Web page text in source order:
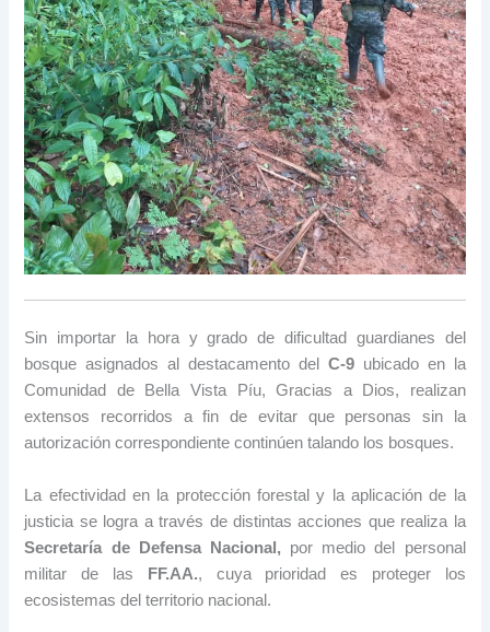
Sin importar la hora y grado de dificultad guardianes del
bosque asignados al destacamento del C-9ubicado en la
Comunidad de Bella Vista Píu, Gracias a Dios, realizan
extensos recorridos a fin de evitar que personas sin la
autorización correspondiente continúen talando los bosques.
La efectividad en la protección forestal y la aplicación de la
justicia se logra a través de distintas acciones que realiza la
Secretaría de Defensa Nacional, por medio del personal
militar de las FF.AA., cuya prioridad es proteger los
ecosistemas del territorio nacional.